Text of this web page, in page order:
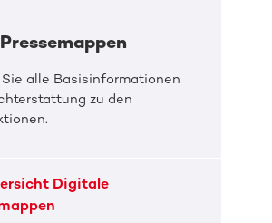
alle Basisinformationen
zu den
Digitale